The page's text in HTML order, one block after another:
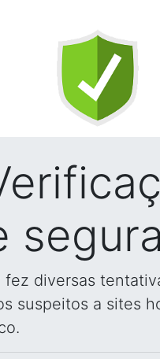
fez diversas
suspeitos a sites